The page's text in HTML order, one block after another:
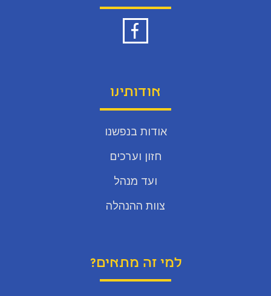
אודותינו
אודות בנפשנו
חזון וערכים
ועד מנהל
צוות ההנהלה
למי זה מתאים?